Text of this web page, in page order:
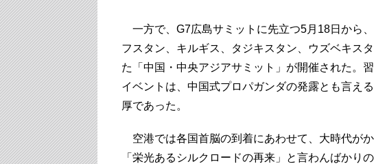
一方で、G7広島サミットに先立つ5月18日から
フスタン、キルギス、タジキスタン、ウズベキス
た「中国・中央アジアサミット」が開催された。
イベントは、中国式プロパガンダの発露とも言え
厚であった。
空港では各国首脳の到着にあわせて、大時代が
「栄光あるシルクロードの再来」と言わんばかり